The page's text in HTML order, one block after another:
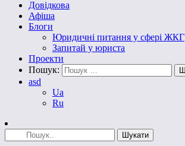
Довідкова
Афіша
Блоги
Юридичні питання у сфері ЖКГ
Запитай у юриста
Проекти
Пошук:
asd
Ua
Ru